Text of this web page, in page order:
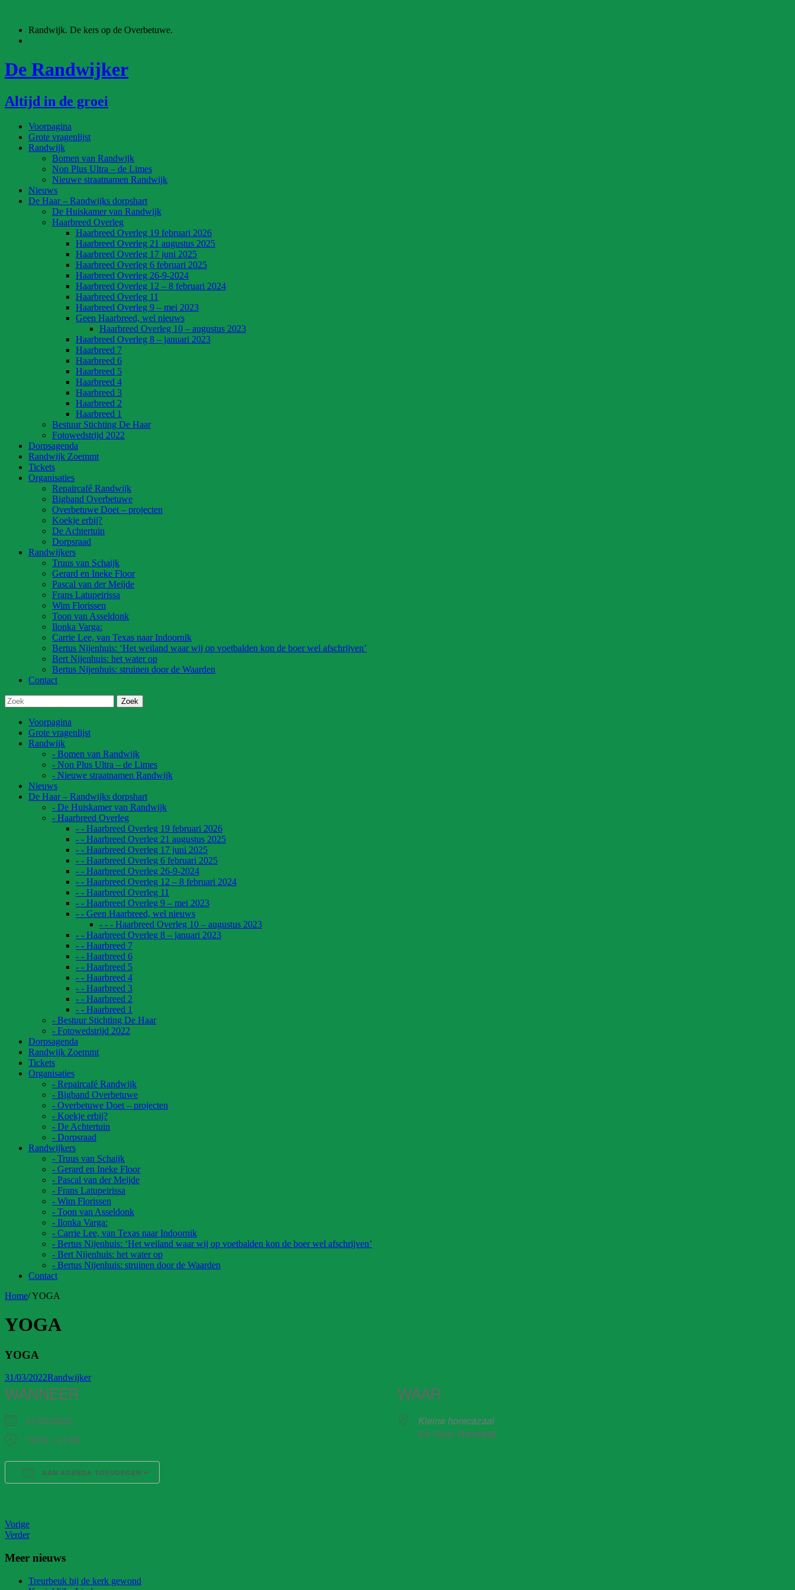
inhoud
Randwijk. De kers op de Overbetuwe.
De Randwijker
Altijd in de groei
Voorpagina
Grote vragenlijst
Randwijk
Bomen van Randwijk
Non Plus Ultra – de Limes
Nieuwe straatnamen Randwijk
Nieuws
De Haar – Randwijks dorpshart
De Huiskamer van Randwijk
Haarbreed Overleg
Haarbreed Overleg 19 februari 2026
Haarbreed Overleg 21 augustus 2025
Haarbreed Overleg 17 juni 2025
Haarbreed Overleg 6 februari 2025
Haarbreed Overleg 26-9-2024
Haarbreed Overleg 12 – 8 februari 2024
Haarbreed Overleg 11
Haarbreed Overleg 9 – mei 2023
Geen Haarbreed, wel nieuws
Haarbreed Overleg 10 – augustus 2023
Haarbreed Overleg 8 – januari 2023
Haarbreed 7
Haarbreed 6
Haarbreed 5
Haarbreed 4
Haarbreed 3
Haarbreed 2
Haarbreed 1
Bestuur Stichting De Haar
Fotowedstrijd 2022
Dorpsagenda
Randwijk Zoemmt
Tickets
Organisaties
Repaircafé Randwijk
Bigband Overbetuwe
Overbetuwe Doet – projecten
Koekje erbij?
De Achtertuin
Dorpsraad
Randwijkers
Truus van Schaijk
Gerard en Ineke Floor
Pascal van der Meijde
Frans Latupeirissa
Wim Florissen
Toon van Asseldonk
Ilonka Varga:
Carrie Lee, van Texas naar Indoornik
Bertus Nijenhuis: ‘Het weiland waar wij op voetbalden kon de boer wel afschrijven’
Bert Nijenhuis: het water op
Bertus Nijenhuis: struinen door de Waarden
Contact
Voorpagina
Grote vragenlijst
Randwijk
- Bomen van Randwijk
- Non Plus Ultra – de Limes
- Nieuwe straatnamen Randwijk
Nieuws
De Haar – Randwijks dorpshart
- De Huiskamer van Randwijk
- Haarbreed Overleg
- - Haarbreed Overleg 19 februari 2026
- - Haarbreed Overleg 21 augustus 2025
- - Haarbreed Overleg 17 juni 2025
- - Haarbreed Overleg 6 februari 2025
- - Haarbreed Overleg 26-9-2024
- - Haarbreed Overleg 12 – 8 februari 2024
- - Haarbreed Overleg 11
- - Haarbreed Overleg 9 – mei 2023
- - Geen Haarbreed, wel nieuws
- - - Haarbreed Overleg 10 – augustus 2023
- - Haarbreed Overleg 8 – januari 2023
- - Haarbreed 7
- - Haarbreed 6
- - Haarbreed 5
- - Haarbreed 4
- - Haarbreed 3
- - Haarbreed 2
- - Haarbreed 1
- Bestuur Stichting De Haar
- Fotowedstrijd 2022
Dorpsagenda
Randwijk Zoemmt
Tickets
Organisaties
- Repaircafé Randwijk
- Bigband Overbetuwe
- Overbetuwe Doet – projecten
- Koekje erbij?
- De Achtertuin
- Dorpsraad
Randwijkers
- Truus van Schaijk
- Gerard en Ineke Floor
- Pascal van der Meijde
- Frans Latupeirissa
- Wim Florissen
- Toon van Asseldonk
- Ilonka Varga:
- Carrie Lee, van Texas naar Indoornik
- Bertus Nijenhuis: ‘Het weiland waar wij op voetbalden kon de boer wel afschrijven’
- Bert Nijenhuis: het water op
- Bertus Nijenhuis: struinen door de Waarden
Contact
Home/YOGA
YOGA
YOGA
31/03/2022Randwijker
WANNEER
31/03/2022
19:00 - 21:00
AAN AGENDA TOEVOEGEN
WAAR
Kleine horecazaal
De Haar, Randwijk
Vorige
Verder
Meer nieuws
Treurbeuk bij de kerk gewond